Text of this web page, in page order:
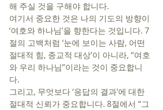
해 주실 것을 구해야 합니다.
여기서 중요한 것은 나의 기도의 방향이
‘여호와 하나님’을 향한다는 것입니다. 7
절의 고백처럼 ‘눈에 보이는 사람, 어떤
절대적 힘, 종교적 대상’이 아니라, “여호
와 우리 하나님”이라는 것이 중요합니
다.
그리고, 무엇보다 ‘응답의 결과’에 대한
절대적 신뢰가 중요합니다. 8절에서 “그